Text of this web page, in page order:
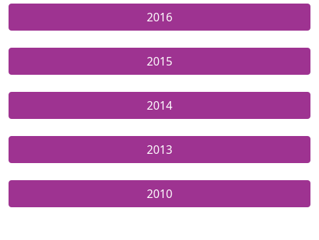
2016
2015
2014
2013
2010